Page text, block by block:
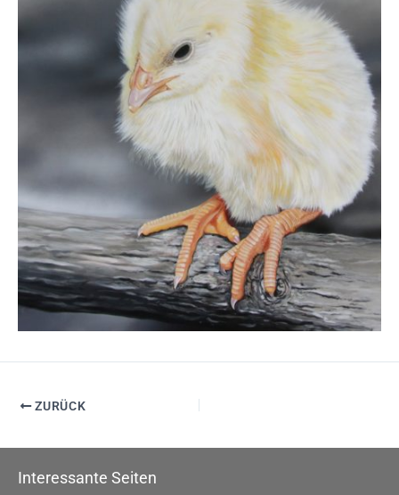
ZURÜCK
Interessante Seiten